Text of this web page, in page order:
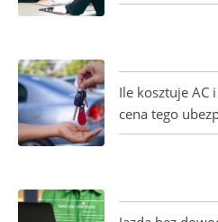
Ile kosztuje AC
cena tego